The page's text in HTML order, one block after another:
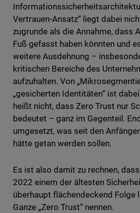
Vertrauen-Ansatz“ liegt dabei
zugrunde als die Annahme, dass
Fuß gefasst haben könnten und
weitere Ausdehnung –
kritischen Bereiche des
aufzuhalten. Von
„gesicherten Identitäten“ ist
heißt nicht, dass Zero Trust nur
bedeutet – ganz im Gegenteil.
umgesetzt, was seit den
hätte getan werden sollen.
Es ist also damit zu rechnen,
2022 einem der ältesten
überhaupt flächendeckend Folge
Ganze „Zero Trust“ nennen.